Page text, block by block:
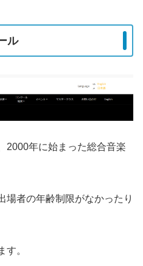
ル
2000年に始まった総合音楽
場者の年齢制限がなかったり
す。